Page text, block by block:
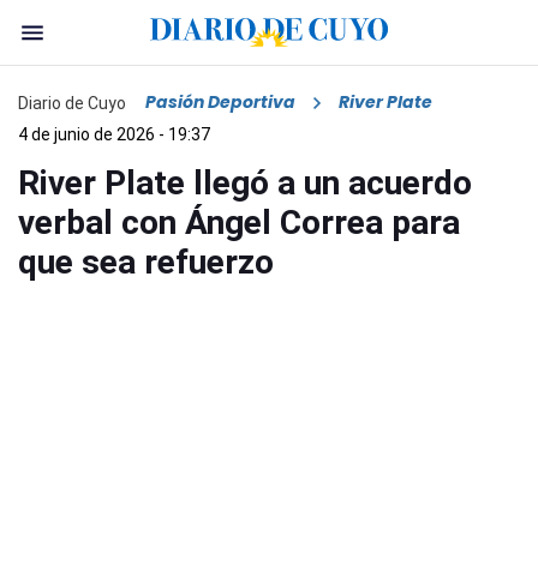
Diario de Cuyo Pasión Deportiva River Plate
4 de junio de 2026 - 19:37
River Plate llegó a un acuerdo
verbal con Ángel Correa para
que sea refuerzo